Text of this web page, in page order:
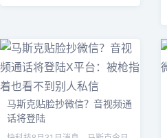
马斯克贴脸抄微信？音视频通
话将登陆